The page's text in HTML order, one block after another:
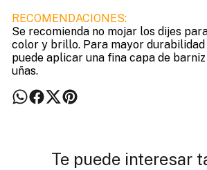
RECOMENDACIONES:
Se recomienda no mojar los dijes
color y brillo. Para mayor durabilidad
puede aplicar una fina capa de
uñas.
Te puede interesar